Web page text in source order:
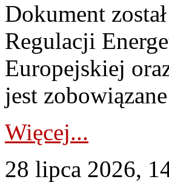
Dokument
Regulacji
Europejskiej
jest
Więcej...
28 lipca 2026,